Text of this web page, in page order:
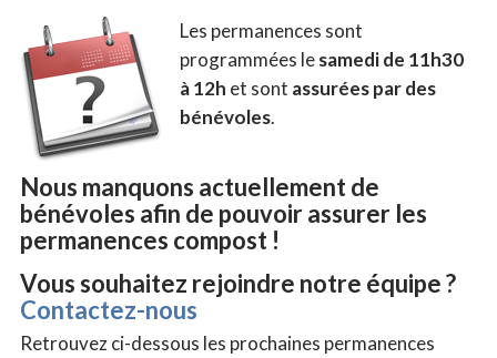
Les permanences sont
programmées lesamedi de 11h30
à 12h et sont assurées par des
bénévoles.
Nous manquons actuellement de
bénévoles afin de pouvoir assurer les
permanences compost !
Vous souhaitez rejoindre notre équipe ?
Contactez-nous
Retrouvez ci-dessous les prochaines permanences